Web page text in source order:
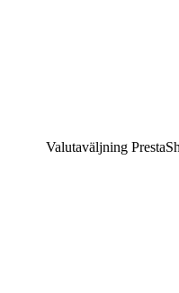
Valutaväljning